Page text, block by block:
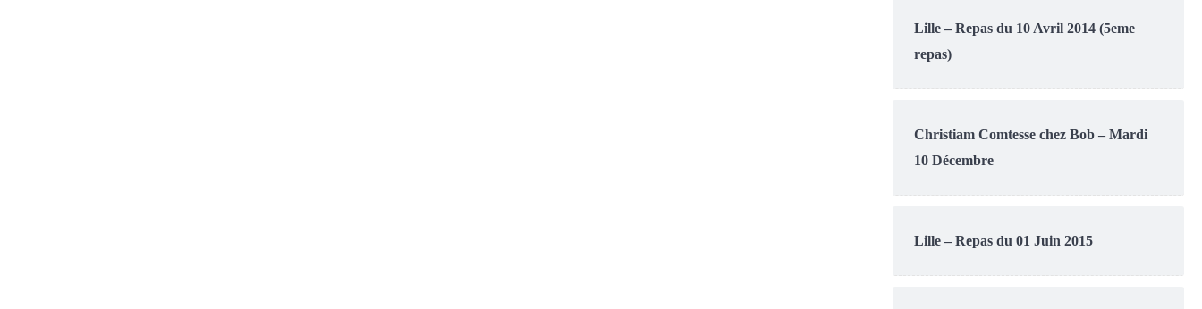
Lille – Repas du 10 Avril 2014 (5eme
repas)
Christiam Comtesse chez Bob – Mardi
10 Décembre
Lille – Repas du 01 Juin 2015